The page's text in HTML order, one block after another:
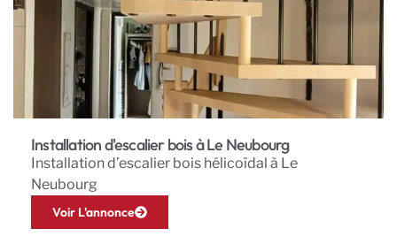
Installation d'escalier bois à Le Neubourg
Installation d’escalier bois hélicoïdal à Le
Neubourg
Voir L'annonce